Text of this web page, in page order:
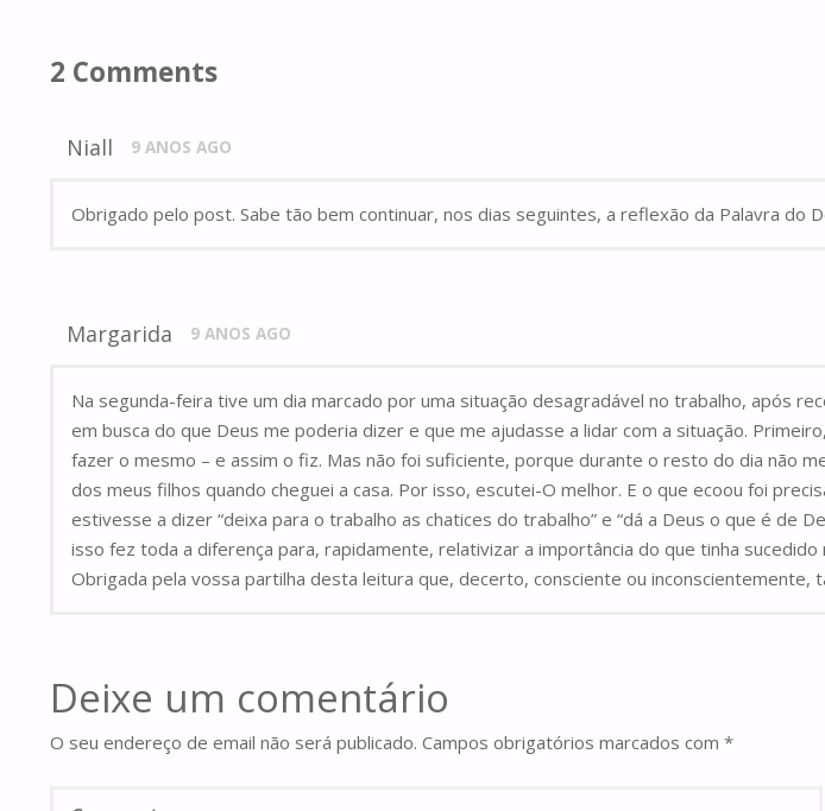
2 Comments
Niall 9 ANOS AGO
Obrigado pelo post. Sabe tão bem continuar, nos dias seguintes, a reflexão da Palavra do
Margarida 9 ANOS AGO
Na segunda-feira tive um dia marcado por uma situação desagradável no trabalho, após
em busca do que Deus me poderia dizer e que me ajudasse a lidar com a situação.
fazer o mesmo – e assim o fiz. Mas não foi suficiente, porque durante o resto do dia não
dos meus filhos quando cheguei a casa. Por isso, escutei-O melhor. E o que ecoou foi
estivesse a dizer “deixa para o trabalho as chatices do trabalho” e “dá a Deus o que é de
isso fez toda a diferença para, rapidamente, relativizar a importância do que tinha sucedido
Obrigada pela vossa partilha desta leitura que, decerto, consciente ou inconscientemente,
Deixe um comentário
O seu endereço de email não será publicado. Campos obrigatórios marcados com *